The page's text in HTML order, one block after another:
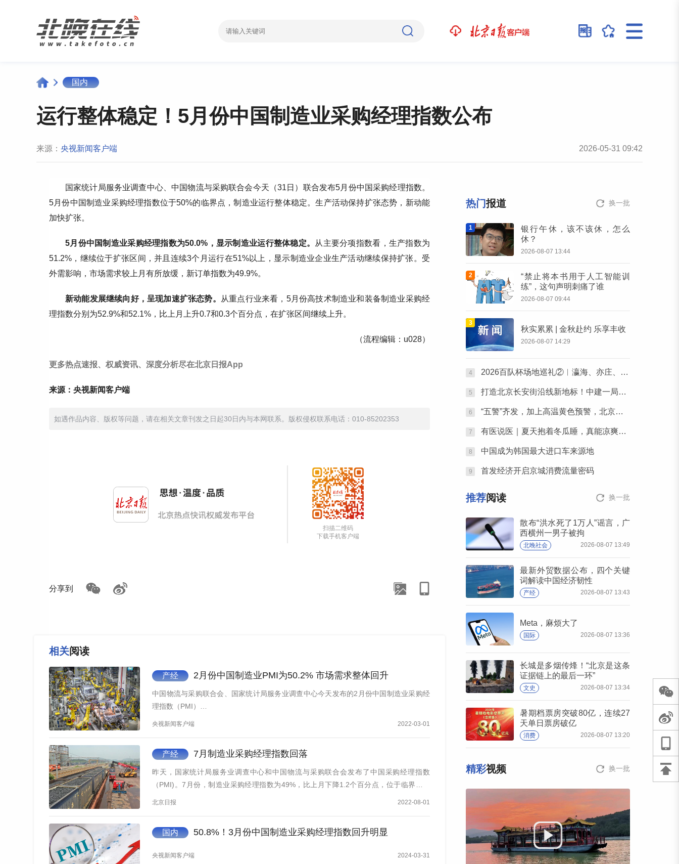
国内
运行整体稳定！5月份中国制造业采购经理指数公布
来源： 央视新闻客户端 2026-05-31 09:42
国家统计局服务业调查中心、中国物流与采购联合会今天（31日）联合发布5月份中国采购经理指数。
5月份中国制造业采购经理指数位于50%的临界点，制造业运行整体稳定。生产活动保持扩张态势，新动能
加快扩张。
5月份中国制造业采购经理指数为50.0%，显示制造业运行整体稳定。
从主要分项指数看，生产指数为
51.2%，继续位于扩张区间，并且连续3个月运行在51%以上，显示制造业企业生产活动继续保持扩张。受
外需影响，市场需求较上月有所放缓，新订单指数为49.9%。
新动能发展继续向好，呈现加速扩张态势。
从重点行业来看，5月份高技术制造业和装备制造业采购经
理指数分别为52.9%和52.1%，比上月上升0.7和0.3个百分点，在扩张区间继续上升。
（流程编辑：u028）
更多热点速报、权威资讯、深度分析尽在北京日报App
来源：央视新闻客户端
如遇作品内容、版权等问题，请在相关文章刊发之日起30日内与本网联系。版权侵权联系电话：010-85202353
扫描二维码
下载手机客户端
分享到
相关阅读
产经 2月份中国制造业PMI为50.2% 市场需求整体回升
中国物流与采购联合会、国家统计局服务业调查中心今天发布的2月份中国制造业采购经
理指数（PMI）…
央视新闻客户端 2022-03-01
产经 7月制造业采购经理指数回落
昨天，国家统计局服务业调查中心和中国物流与采购联合会发布了中国采购经理指数
（PMI)。7月份，制造业采购经理指数为49%，比上月下降1.2个百分点，位于临界点以
北京日报 2022-08-01
国内 50.8%！3月份中国制造业采购经理指数回升明显
央视新闻客户端 2024-03-31
热门报道 换一批
1
银行午休，该不该休，怎么
休？
2026-08-07 13:44
2
“禁止将本书用于人工智能训
练”，这句声明刺痛了谁
2026-08-07 09:44
3
秋实累累 | 金秋赴约 乐享丰收
2026-08-07 14:29
4 2026百队杯场地巡礼②︱瀛海、亦庄、小花猫赛区将承办多组别百队杯比赛
5 打造北京长安街沿线新地标！中建一局中标CBD核心区Z9地块项目
6 “五警”齐发，加上高温黄色预警，北京目前“六警”生效中
7 有医说医｜夏天抱着冬瓜睡，真能凉爽入眠吗？医生提醒：4类人群不建议尝试
8 中国成为韩国最大进口车来源地
9 首发经济开启京城消费流量密码
推荐阅读 换一批
散布“洪水死了1万人”谣言，广
西横州一男子被拘
北晚社会 2026-08-07 13:49
最新外贸数据公布，四个关键
词解读中国经济韧性
产经 2026-08-07 13:43
Meta，麻烦大了
国际 2026-08-07 13:36
长城是多烟传烽！“北京是这条
证据链上的最后一环”
文史 2026-08-07 13:34
暑期档票房突破80亿，连续27
天单日票房破亿
消费 2026-08-07 13:20
精彩视频 换一批